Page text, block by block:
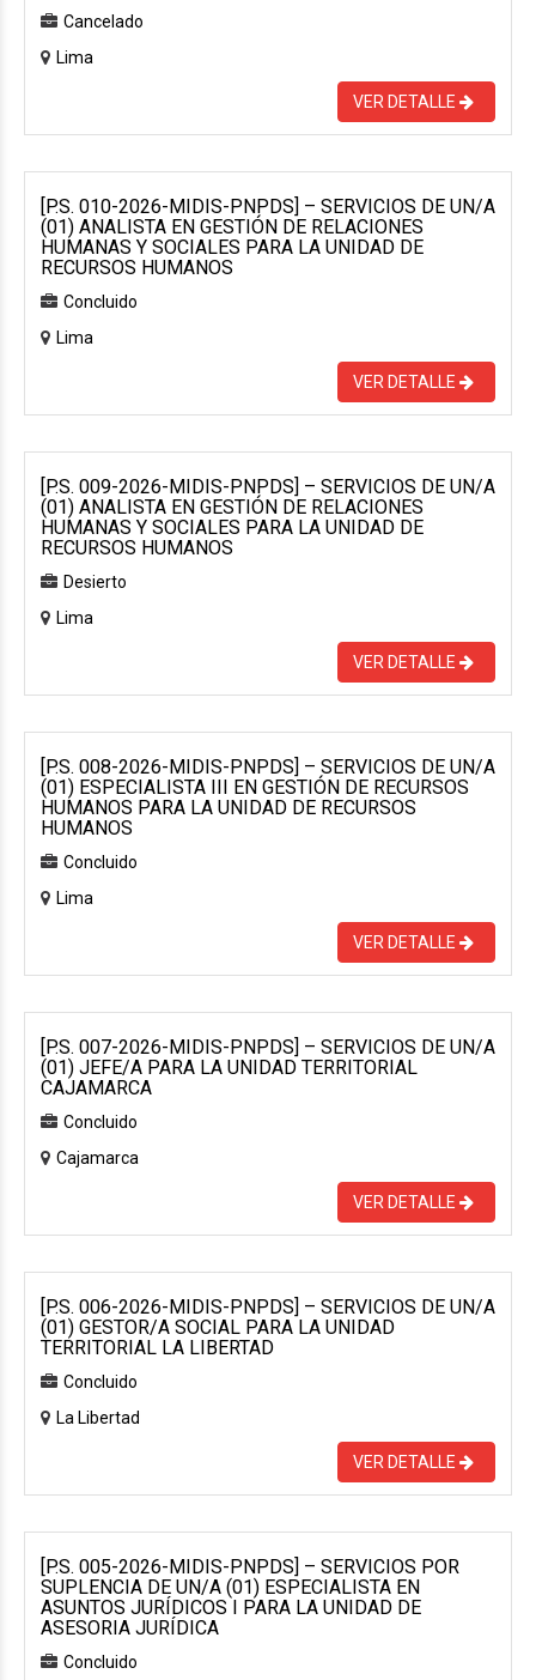
Cancelado
Lima
VER DETALLE
[P.S. 010-2026-MIDIS-PNPDS] – SERVICIOS DE UN/A
(01) ANALISTA EN GESTIÓN DE RELACIONES
HUMANAS Y SOCIALES PARA LA UNIDAD DE
RECURSOS HUMANOS
Concluido
Lima
VER DETALLE
[P.S. 009-2026-MIDIS-PNPDS] – SERVICIOS DE UN/A
(01) ANALISTA EN GESTIÓN DE RELACIONES
HUMANAS Y SOCIALES PARA LA UNIDAD DE
RECURSOS HUMANOS
Desierto
Lima
VER DETALLE
[P.S. 008-2026-MIDIS-PNPDS] – SERVICIOS DE UN/A
(01) ESPECIALISTA III EN GESTIÓN DE RECURSOS
HUMANOS PARA LA UNIDAD DE RECURSOS
HUMANOS
Concluido
Lima
VER DETALLE
[P.S. 007-2026-MIDIS-PNPDS] – SERVICIOS DE UN/A
(01) JEFE/A PARA LA UNIDAD TERRITORIAL
CAJAMARCA
Concluido
Cajamarca
VER DETALLE
[P.S. 006-2026-MIDIS-PNPDS] – SERVICIOS DE UN/A
(01) GESTOR/A SOCIAL PARA LA UNIDAD
TERRITORIAL LA LIBERTAD
Concluido
La Libertad
VER DETALLE
[P.S. 005-2026-MIDIS-PNPDS] – SERVICIOS POR
SUPLENCIA DE UN/A (01) ESPECIALISTA EN
ASUNTOS JURÍDICOS I PARA LA UNIDAD DE
ASESORIA JURÍDICA
Concluido